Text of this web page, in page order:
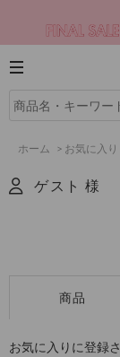
ホーム > お気に入り
ゲスト 様
商品
お気に入りに登録